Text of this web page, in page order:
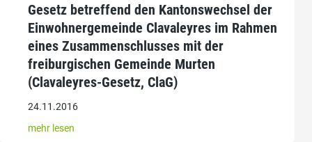
Gesetz betreffend den Kantonswechsel der
Einwohnergemeinde Clavaleyres im Rahmen
eines Zusammenschlusses mit der
freiburgischen Gemeinde Murten
(Clavaleyres-Gesetz, ClaG)
24.11.2016
mehr lesen